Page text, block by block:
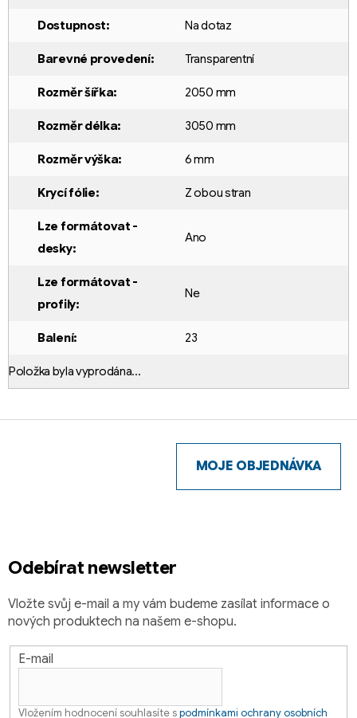
Dostupnost: Na dotaz
Barevné provedení: Transparentní
Rozměr šířka: 2050 mm
Rozměr délka: 3050 mm
Rozměr výška: 6 mm
Krycí fólie: Z obou stran
Lze formátovat -
desky:
Ano
Lze formátovat -
profily:
Ne
Balení: 23
Položka byla vyprodána…
Odebírat newsletter
Vložte svůj e-mail a my vám budeme zasílat informace o
nových produktech na našem e-shopu.
E-mail
Vložením hodnocení souhlasíte spodmínkami ochrany osobních
MOJE OBJEDNÁVKA